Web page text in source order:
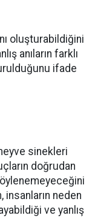
oluşturabildiğini
anıların farklı
ifade
sinekleri
doğrudan
insanların neden
ve yanlış